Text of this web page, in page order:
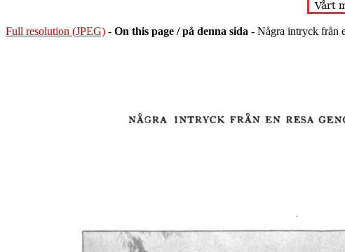
Full resolution (JPEG) - On this page / på denna sida - Några intryck från